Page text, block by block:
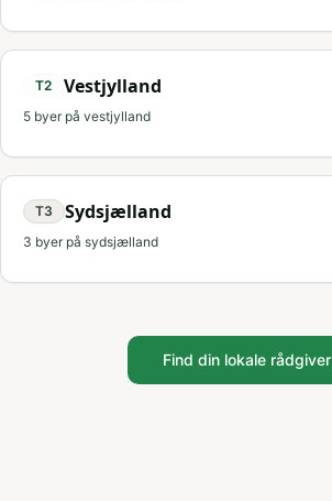
T2 Vestjylland
5 byer på vestjylland
T3 Sydsjælland
3 byer på sydsjælland
Find din lokale rådgiver